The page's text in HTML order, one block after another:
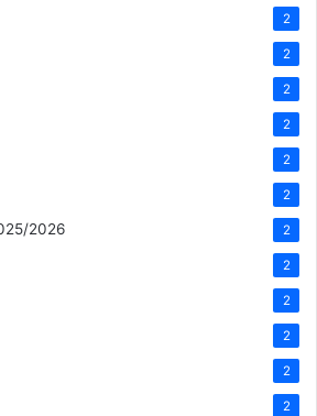
2
2
2
2
2
2
2026 2
2
2
2
2
2